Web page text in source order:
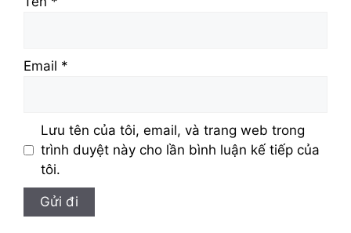
Email *
Lưu tên của tôi, email, và trang web trong
trình duyệt này cho lần bình luận kế tiếp của
tôi.